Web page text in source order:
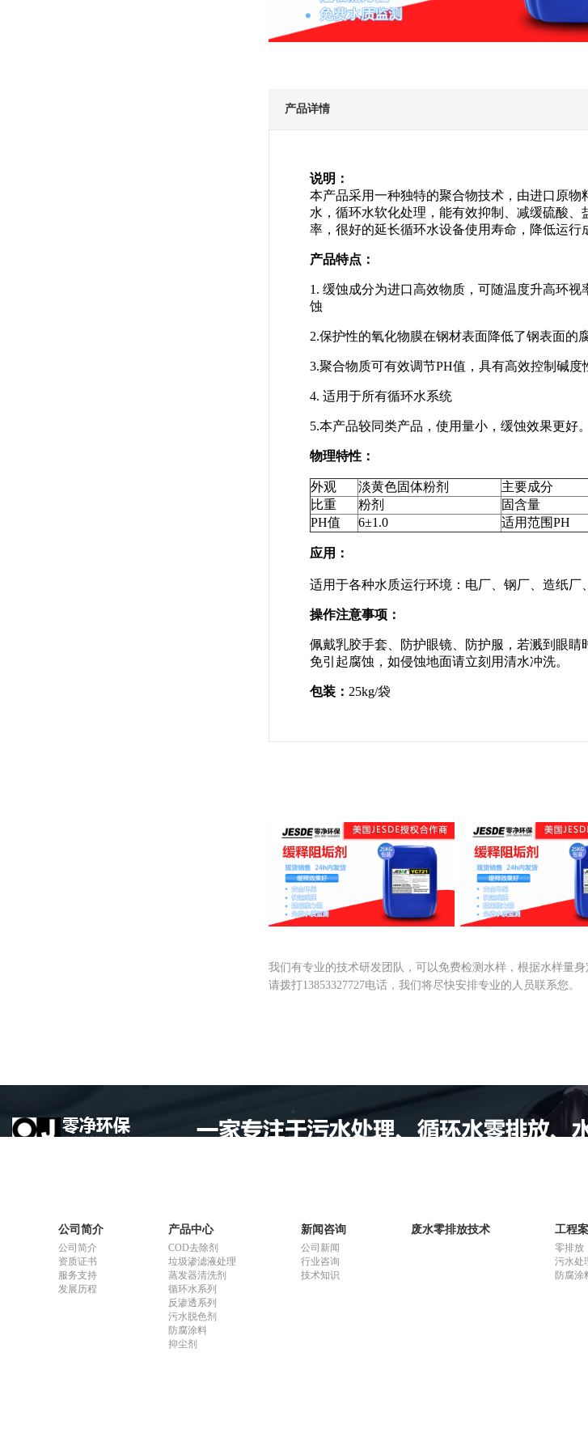
产品详情
说明：
本产品采用一种独特的聚合物技术，由进口原
水，循环水软化处理，能有效抑制、减缓硫酸
率，很好的延长循环水设备使用寿命，降低运行
产品特点：
1. 缓蚀成分为进口高效物质，可随温度升高环
蚀
2.保护性的氧化物膜在钢材表面降低了钢表面的
3.聚合物质可有效调节PH值，具有高效控制碱度
4. 适用于所有循环水系统
5.本产品较同类产品，使用量小，缓蚀效果更好。
物理特性：
外观 淡黄色固体粉剂 主要成分
比重
粉剂 固含量
PH值
6±1.0 适用范围PH
应用：
适用于各种水质运行环境：电厂、钢厂、造纸厂
操作注意事项：
佩戴乳胶手套、防护眼镜、防护服，若溅到眼
免引起腐蚀，如侵蚀地面请立刻用清水冲洗。
包装： 25kg/袋
缓蚀阻垢剂YC721 缓蚀阻垢剂
我们有专业的技术研发团队，可以免费检测水样，根据水样量
请拨打13853327727电话，我们将尽快安排专业的人员联系您。
公司简介
公司简介
资质证书
服务支持
发展历程
产品中心
COD去除剂
垃圾渗滤液处理
蒸发器清洗剂
循环水系列
反渗透系列
污水脱色剂
防腐涂料
抑尘剂
新闻咨询
公司新闻
行业咨询
技术知识
废水零排放技术 工程
零排放
污水处
防腐涂